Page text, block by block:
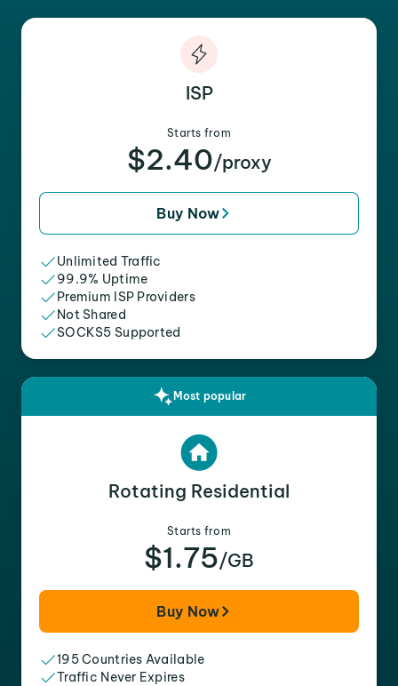
ISP
Starts from
$2.40/proxy
Buy Now
Unlimited Traffic
99.9% Uptime
Premium ISP Providers
Not Shared
SOCKS5 Supported
Most popular
Rotating Residential
Starts from
$1.75/GB
Buy Now
195 Countries Available
Traffic Never Expires